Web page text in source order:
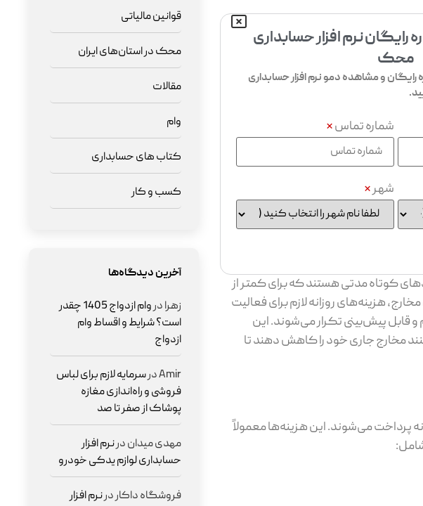
رایگان نرم افزار حسابداری
محک
و مشاهده دمو نرم افزار حسابداری
شماره تماس*
شهر*
کوتاه مدتی هستند که برای کمتر از
هزینه‌های روزانه لازم برای فعالیت
پیش‌بینی تکرار می‌شوند. این
مخارج جاری خود را کاهش دهند تا
پرداخت می‌شوند. این هزینه‌ها معمولاً
قوانین مالیاتی
محک در استان‌های ایران
مقالات
وام
کتاب های حسابداری
کسب و کار
آخرین دیدگاه‌ها
زهرادر
وام ازدواج 1405 چقدر
است؟ شرایط و اقساط وام
ازدواج
Amirدرسرمایه لازم برای لباس
فروشی و راه‌اندازی مغازه
پوشاک از صفر تا صد
مهدی میداندرنرم افزار
حسابداری لوازم یدکی خودرو
فروشگاه داکاردرنرم افزار